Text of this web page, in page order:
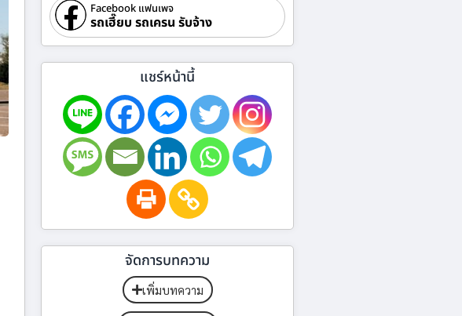
Facebook แฟนเพจ
รถเฮี๊ยบ รถเครน รับจ้าง
แชร์หน้านี้
จัดการบทความ
เพิ่มบทความ